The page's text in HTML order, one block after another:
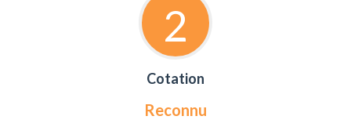
2
Cotation
Reconnu